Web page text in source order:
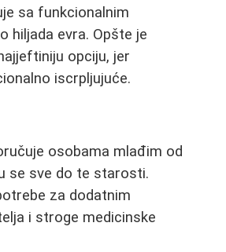
sa funkcionalnim
hiljada evra. Opšte je
opciju, jer
iscrpljujuće.
osobama mlađim od
se sve do te starosti.
za dodatnim
i stroge medicinske